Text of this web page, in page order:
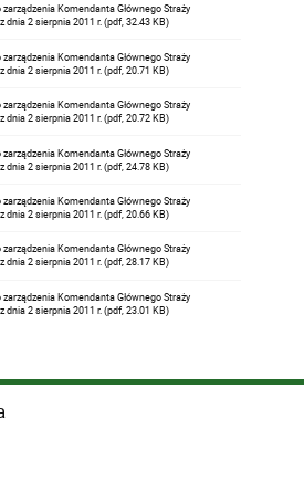
zarządzenia Komendanta Głównego Straży
dnia 2 sierpnia 2011 r. (pdf, 32.43 KB)
zarządzenia Komendanta Głównego Straży
dnia 2 sierpnia 2011 r. (pdf, 20.71 KB)
zarządzenia Komendanta Głównego Straży
dnia 2 sierpnia 2011 r. (pdf, 20.72 KB)
zarządzenia Komendanta Głównego Straży
dnia 2 sierpnia 2011 r. (pdf, 24.78 KB)
zarządzenia Komendanta Głównego Straży
dnia 2 sierpnia 2011 r. (pdf, 20.66 KB)
zarządzenia Komendanta Głównego Straży
dnia 2 sierpnia 2011 r. (pdf, 28.17 KB)
zarządzenia Komendanta Głównego Straży
dnia 2 sierpnia 2011 r. (pdf, 23.01 KB)